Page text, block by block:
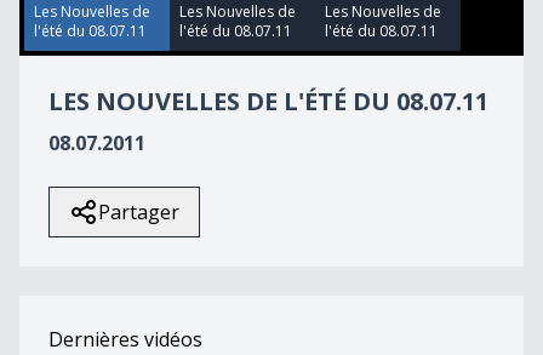
seconds
Les Nouvelles de
l'été du 08.07.11
Les Nouvelles de
l'été du 08.07.11
Les Nouvelles de
l'été du 08.07.11
LES NOUVELLES DE L'ÉTÉ DU 08.07.11
08.07.2011
Partager
Dernières vidéos